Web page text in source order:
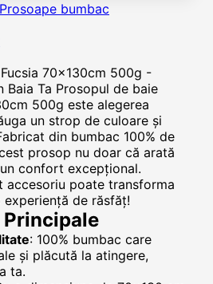
Prosoape bumbac
70x130cm 500g -
Baia Ta Prosopul de baie
500g este alegerea
un strop de culoare și
din bumbac 100% de
prosop nu doar că arată
confort excepțional.
accesoriu poate transforma
de răsfăț!
: 100% bumbac care
și plăcută la atingere,
ta.